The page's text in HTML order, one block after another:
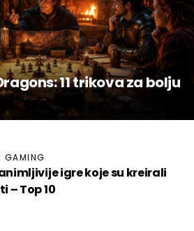
11 trikova za bolju
GAMING
igre koje su kreirali
– Top 10